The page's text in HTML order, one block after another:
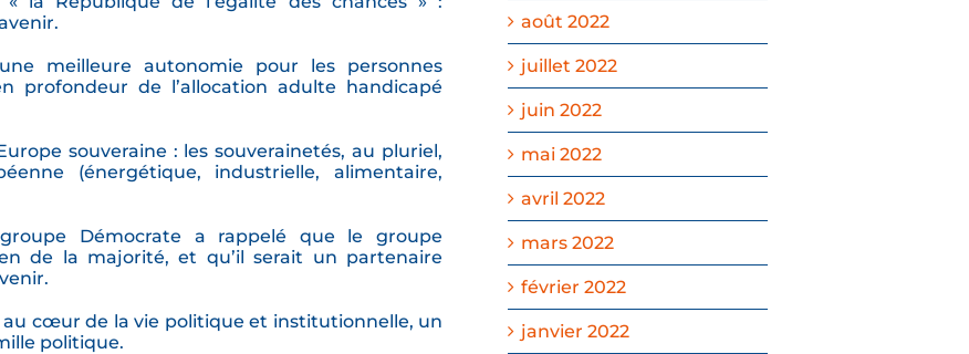
meilleure autonomie pour les personnes
profondeur de l’allocation adulte handicapé
souveraine : les souverainetés, au pluriel,
(énergétique, industrielle, alimentaire,
Démocrate a rappelé que le groupe
de la majorité, et qu’il serait un partenaire
cœur de la vie politique et institutionnelle, un
politique.
août 2022
juillet 2022
juin 2022
mai 2022
avril 2022
mars 2022
février 2022
janvier 2022